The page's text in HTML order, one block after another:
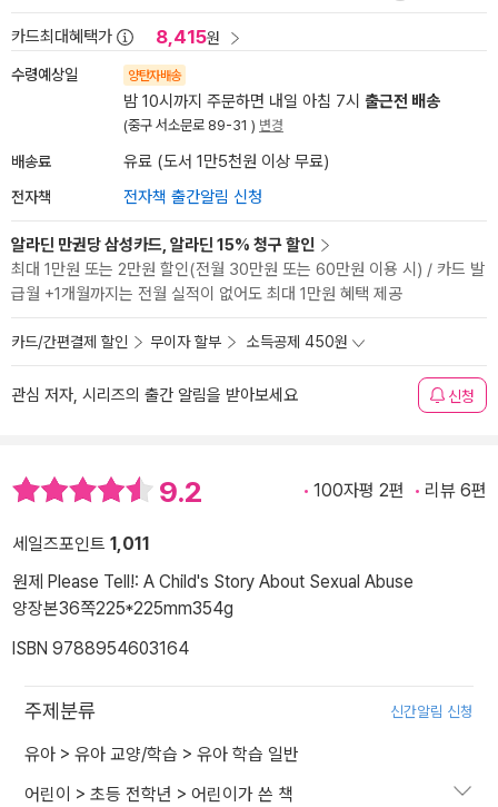
카드최대혜택가 8,415원
수령예상일 양탄자배송
밤 10시까지 주문하면 내일 아침 7시 출근전 배송
(중구 서소문로 89-31 ) 변경
배송료 유료 (도서 1만5천원 이상 무료)
전자책 전자책 출간알림 신청
알라딘 만권당 삼성카드, 알라딘 15% 청구 할인
최대 1만원 또는 2만원 할인(전월 30만원 또는 60만원 이용 시) / 카드 발
급월 +1개월까지는 전월 실적이 없어도 최대 1만원 혜택 제공
카드/간편결제 할인 무이자 할부 소득공제 450원
관심 저자, 시리즈의 출간 알림을 받아보세요 신청
9.2 100자평 2편 리뷰 6편
세일즈포인트 1,011
원제 Please Tell!: A Child's Story About Sexual Abuse
양장본36쪽225*225mm354g
ISBN 9788954603164
주제분류 신간알림 신청
유아 > 유아 교양/학습 > 유아 학습 일반
어린이 > 초등 전학년 > 어린이가 쓴 책